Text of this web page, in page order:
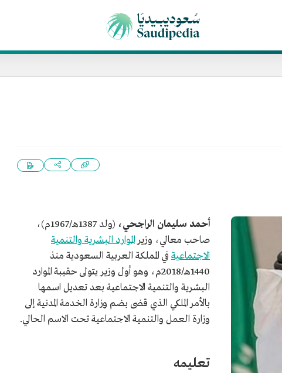
أحمد سليمان الراجحي،
(ولد 1387هـ/1967م)،
صاحب معالي، وزير الموارد البشرية والتنمية
الاجتماعية في المملكة العربية السعودية منذ
1440هـ/2018م، وهو أول وزير يتولى حقيبة الموارد
البشرية والتنمية الاجتماعية بعد تعديل اسمها
بالأمر الملكي الذي قضى بضم وزارة الخدمة المدنية إلى
وزارة العمل والتنمية الاجتماعية تحت الاسم الحالي.
تعليمه